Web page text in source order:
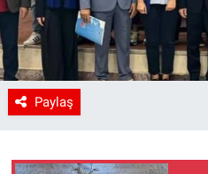
Paylaş